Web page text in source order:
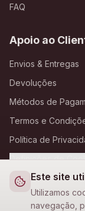
Este site
Utilizamos
navegação,
FAQ
Apoio ao
Envios & Entregas
Devoluções
Métodos de
Termos e
Política de
Definições de
A Loja Nova